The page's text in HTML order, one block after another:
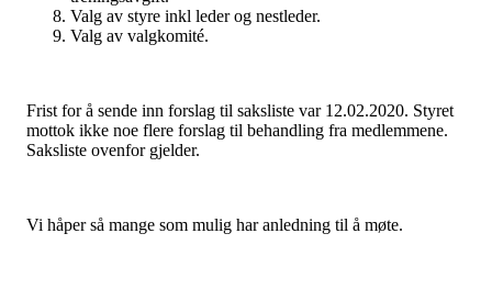
Valg av styre inkl leder og nestleder.
Valg av valgkomité.
Frist for å sende inn forslag til saksliste var 12.02.2020. Styret
mottok ikke noe flere forslag til behandling fra medlemmene.
Saksliste ovenfor gjelder.
Vi håper så mange som mulig har anledning til å møte.